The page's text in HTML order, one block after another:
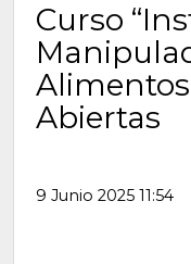
Curso
Abiertas
9 Junio 2025 11:54